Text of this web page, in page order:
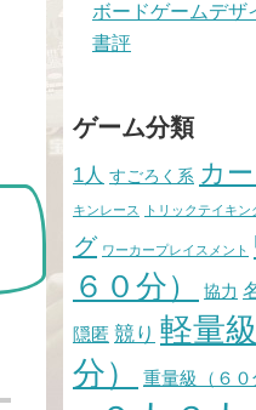
ボードゲームデザ
書評
ゲーム分類
1人 すごろく系 カ
キンレース トリックテイキン
グ ワーカープレイスメント
６０分）
協力
隠匿 競り 軽量
分）
重量級（６０